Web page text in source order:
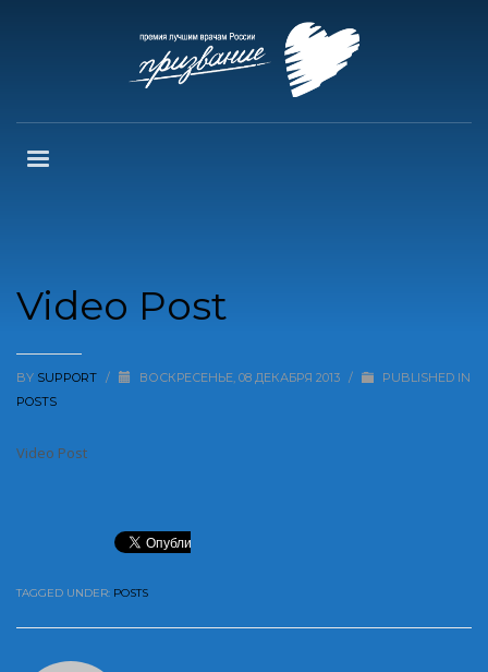
Video Post
BY SUPPORT / ВОСКРЕСЕНЬЕ, 08 ДЕКАБРЯ 2013 /
PUBLISHED IN
POSTS
Video Post
TAGGED UNDER: POSTS